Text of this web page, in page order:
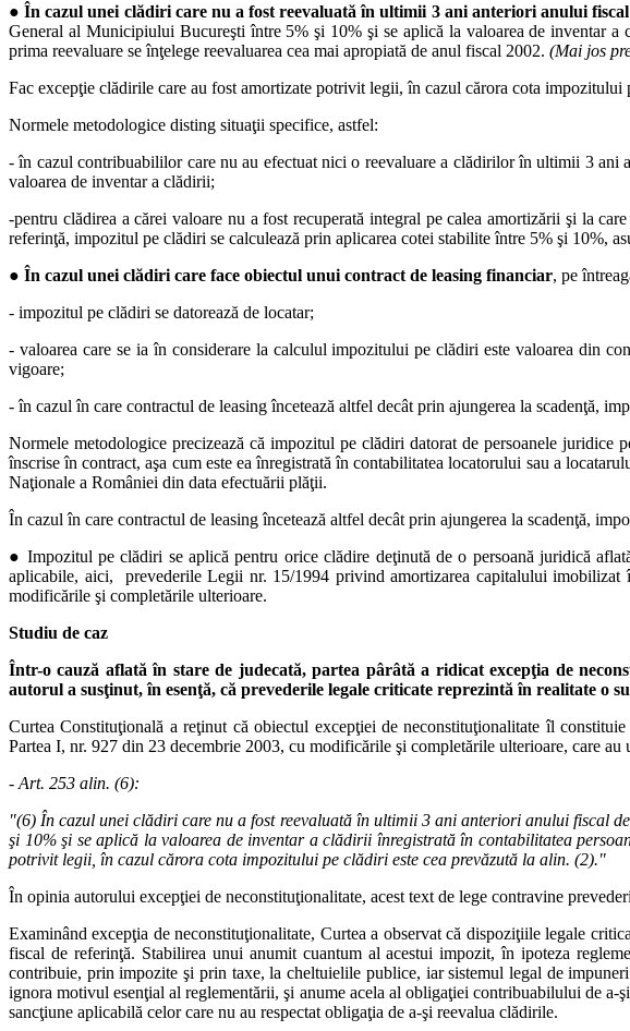
●În cazul unei clădiri care nu a fost reevaluată în ultimii 3 ani anteriori anului
General al Municipiului Bucureşti între 5% şi 10% şi se aplică la valoarea de inventar
prima reevaluare se înţelege reevaluarea cea mai apropiată de anul fiscal 2002. (Mai jos
Fac excepţie clădirile care au fost amortizate potrivit legii, în cazul cărora cota
Normele metodologice disting situaţii specifice, astfel:
- în cazul contribuabililor care nu au efectuat nici o reevaluare a clădirilor în ultimii 3
valoarea de inventar a clădirii;
-pentru clădirea a cărei valoare nu a fost recuperată integral pe calea amortizării şi la
referinţă, impozitul pe clădiri se calculează prin aplicarea cotei stabilite între 5% şi 10%,
● În cazul unei clădiri care face obiectul unui contract de leasing financiar, pe
- impozitul pe clădiri se datorează de locatar;
- valoarea care se ia în considerare la calculul impozitului pe clădiri este valoarea din
vigoare;
- în cazul în care contractul de leasing încetează altfel decât prin ajungerea la scadenţă,
Normele metodologice precizează că impozitul pe clădiri datorat de persoanele juridice
înscrise în contract, aşa cum este ea înregistrată în contabilitatea locatorului sau a
Naţionale a României din data efectuării plăţii.
În cazul în care contractul de leasing încetează altfel decât prin ajungerea la scadenţă,
● Impozitul pe clădiri se aplică pentru orice clădire deţinută de o persoană juridică
aplicabile, aici, prevederile Legii nr. 15/1994 privind amortizarea capitalului
modificările şi completările ulterioare.
Studiu de caz
Într-o cauză aflată în stare de judecată, partea pârâtă a ridicat excepţia de
autorul a susţinut, în esenţă, că prevederile legale criticate reprezintă în realitate o
Curtea Constituţională a reţinut că obiectul excepţiei de neconstituţionalitate îl
Partea I, nr. 927 din 23 decembrie 2003, cu modificările şi completările ulterioare, care au
- Art. 253 alin. (6):
"(6) În cazul unei clădiri care nu a fost reevaluată în ultimii 3 ani anteriori anului fiscal
şi 10% şi se aplică la valoarea de inventar a clădirii înregistrată în contabilitatea
potrivit legii, în cazul cărora cota impozitului pe clădiri este cea prevăzută la alin. (2)."
În opinia autorului excepţiei de neconstituţionalitate, acest text de lege contravine
Examinând excepţia de neconstituţionalitate, Curtea a observat că dispoziţiile legale
fiscal de referinţă. Stabilirea unui anumit cuantum al acestui impozit, în ipoteza
contribuie, prin impozite şi prin taxe, la cheltuielile publice, iar sistemul legal de
ignora motivul esenţial al reglementării, şi anume acela al obligaţiei contribuabilului de
sancţiune aplicabilă celor care nu au respectat obligaţia de a-şi reevalua clădirile.